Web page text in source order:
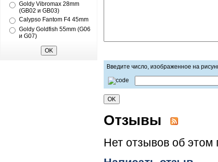
Goldy Vibromax 28mm
(GB02 и GB03)
Calypso Fantom F4 45mm
Goldy Goldfish 55mm (G06
и G07)
Введите число, изображенное на
Отзывы
Нет отзывов об этом